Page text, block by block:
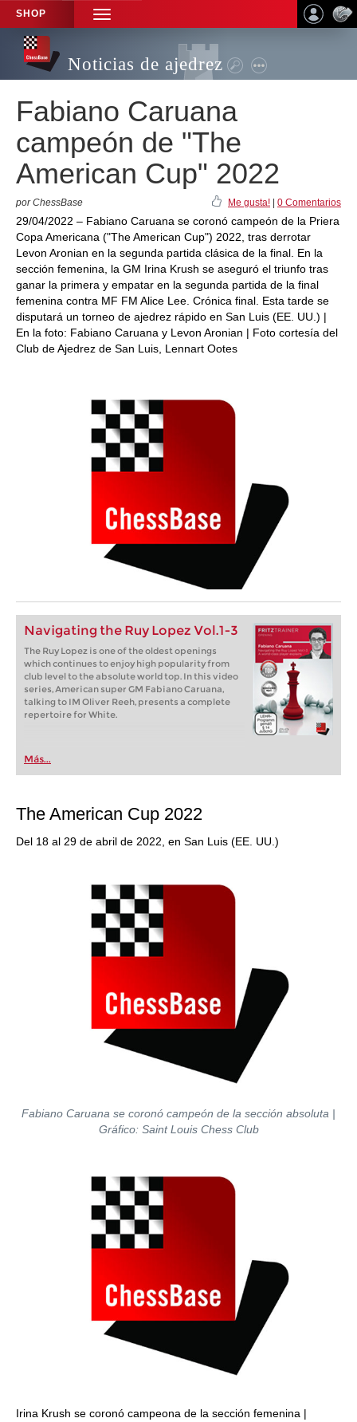
SHOP
TOGGLE
NAVIGATION
Noticias de ajedrez
Fabiano Caruana
campeón de "The
American Cup" 2022
por ChessBase Me gusta! 0 Comentarios
29/04/2022 – Fabiano Caruana se coronó campeón de la Priera
Copa Americana ("The American Cup") 2022, tras derrotar
Levon Aronian en la segunda partida clásica de la final. En la
sección femenina, la GM Irina Krush se aseguró el triunfo tras
ganar la primera y empatar en la segunda partida de la final
femenina contra MF FM Alice Lee. Crónica final. Esta tarde se
disputará un torneo de ajedrez rápido en San Luis (EE. UU.) |
En la foto: Fabiano Caruana y Levon Aronian | Foto cortesía del
Club de Ajedrez de San Luis, Lennart Ootes
Navigating the Ruy Lopez Vol.1-3
The Ruy Lopez is one of the oldest openings
which continues to enjoy high popularity from
club level to the absolute world top. In this video
series, American super GM Fabiano Caruana,
talking to IM Oliver Reeh, presents a complete
repertoire for White.
Más...
The American Cup 2022
Del 18 al 29 de abril de 2022, en San Luis (EE. UU.)
Fabiano Caruana se coronó campeón de la sección absoluta |
Gráfico: Saint Louis Chess Club
Irina Krush se coronó campeona de la sección femenina |